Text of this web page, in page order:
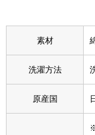
Miss Kyouko／ミス
ランド
素材
洗濯方法
原産国